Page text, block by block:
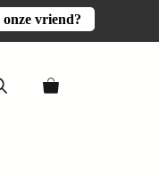
vriend?